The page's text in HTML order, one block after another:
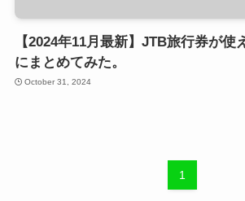
【2024年11月最新】JTB旅行券が使
にまとめてみた。
October 31, 2024
1